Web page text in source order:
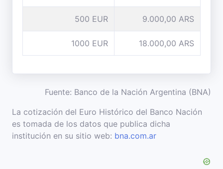
500 EUR 9.000,00 ARS
1000 EUR 18.000,00 ARS
Fuente: Banco de la Nación Argentina (BNA)
La cotización del Euro Histórico del Banco Nación
es tomada de los datos que publica dicha
institución en su sitio web: bna.com.ar